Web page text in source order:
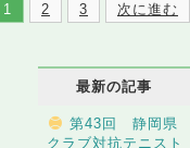
1 2 3 次に進む
最新の記事
第43回 静岡県
クラブ対抗テニスト